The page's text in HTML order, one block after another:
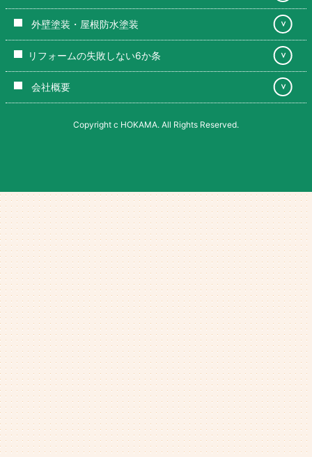
外壁塗装・屋根防水塗装 ＞
リフォームの失敗しない6か条 ＞
会社概要 ＞
Copyright c HOKAMA. All Rights Reserved.